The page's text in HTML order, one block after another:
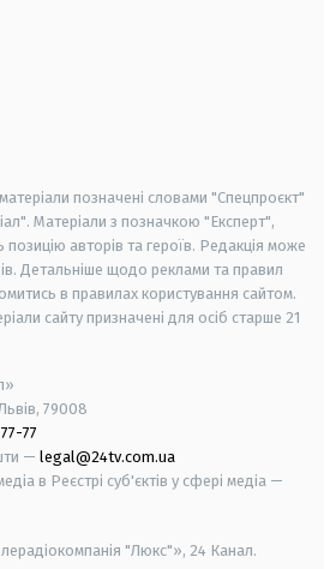
позначені словами "Спецпроєкт"
Матеріали з позначкою "Експерт",
авторів та героїв. Редакція може
Детальніше щодо реклами та правил
в правилах користування сайтом.
сайту призначені для осіб старше 21
79008
77
— legal@24tv.com.ua
в Реєстрі суб'єктів у сфері медіа —
"Люкс"», 24 Канал.